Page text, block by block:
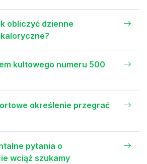
obliczyć dzienne
kultowego numeru 500
określenie przegrać
pytania o
wciąż szukamy